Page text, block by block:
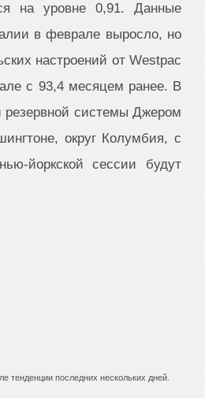
на уровне 0,91. Данные
в феврале выросло, но
настроений от Westpac
с 93,4 месяцем ранее. В
резервной системы Джером
округ Колумбия, с
йоркской сессии будут
тенденции последних нескольких дней.